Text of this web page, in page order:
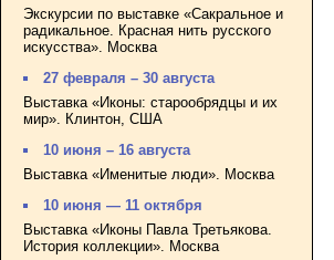
Экскурсии по выставке «Сакральное и
радикальное. Красная нить русского
искусства». Москва
27 февраля – 30 августа
Выставка «Иконы: старообрядцы и их
мир». Клинтон, США
10 июня – 16 августа
Выставка «Именитые люди». Москва
10 июня — 11 октября
Выставка «Иконы Павла Третьякова.
История коллекции». Москва